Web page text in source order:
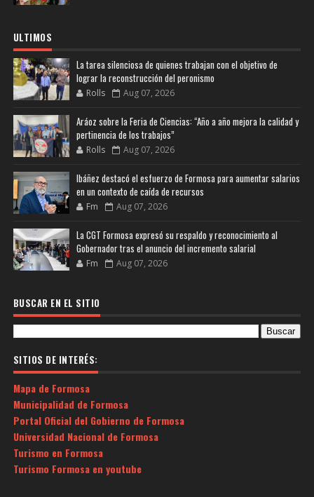
ULTIMOS
La tarea silenciosa de quienes trabajan con el objetivo de
lograr la reconstrucción del peronismo
Rolls Aug 07, 2026
Aráoz sobre la Feria de Ciencias: “Año a año mejora la calidad y
pertinencia de los trabajos”
Rolls Aug 07, 2026
Ibáñez destacó el esfuerzo de Formosa para aumentar salarios
en un contexto de caída de recursos
Fm Aug 07, 2026
La CGT Formosa expresó su respaldo y reconocimiento al
Gobernador tras el anuncio del incremento salarial
Fm Aug 07, 2026
BUSCAR EN EL SITIO
SITIOS DE INTERÉS:
Mapa de Formosa
Municipalidad de Formosa
Portal Oficial del Gobierno de Formosa
Universidad Nacional de Formosa
Turismo en Formosa
Turismo Formosa en youtube